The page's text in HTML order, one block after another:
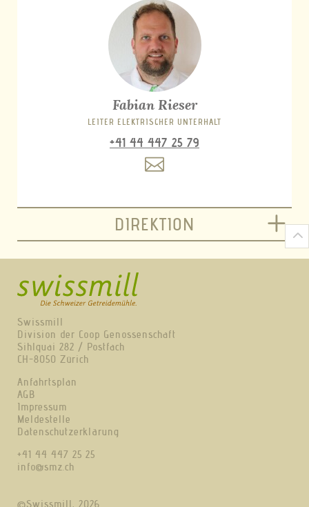
Fabian Rieser
LEITER ELEKTRISCHER UNTERHALT
+41 44 447 25 79
DIREKTION
Swissmill
Division der Coop Genossenschaft
Sihlquai 282 / Postfach
CH-8050 Zürich
Anfahrtsplan
AGB
Impressum
Meldestelle
Datenschutzerklärung
+41 44 447 25 25
info@smz.ch
©Swissmill, 2026